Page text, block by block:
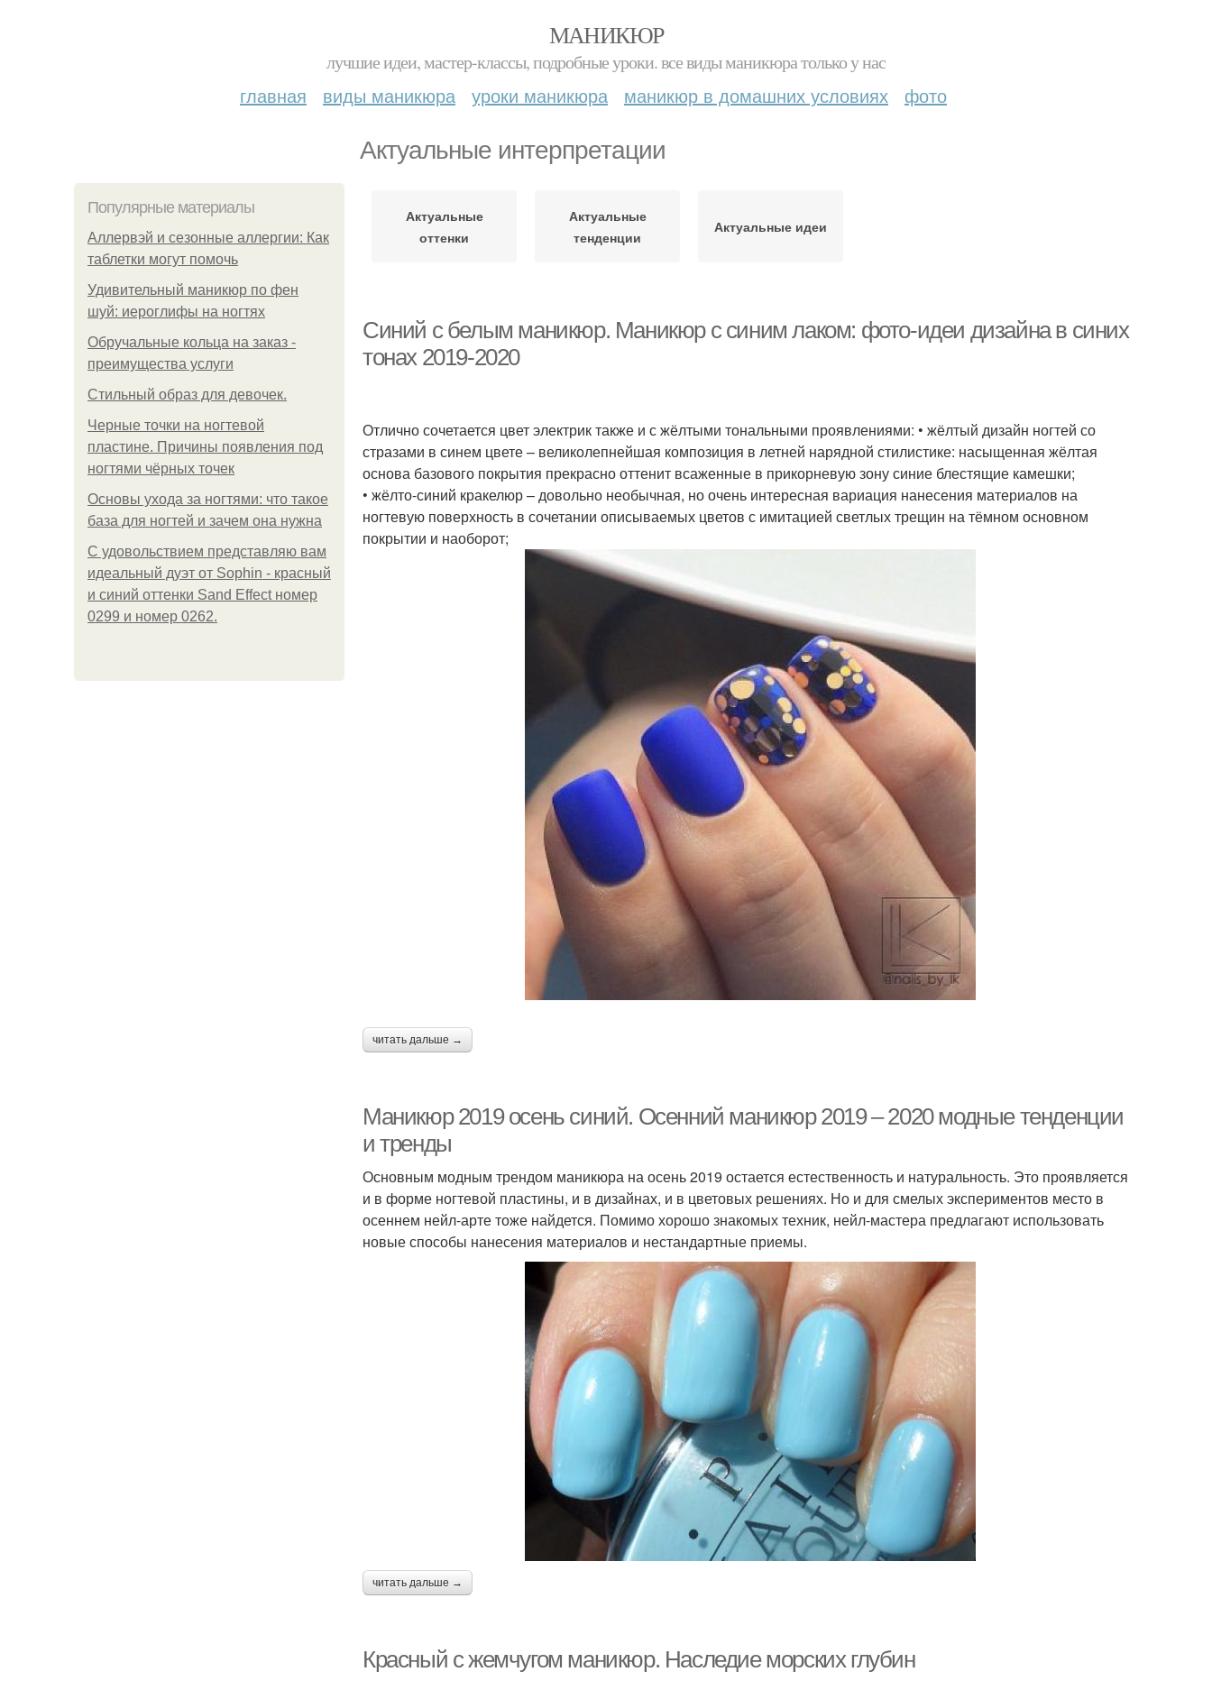
МАНИКЮР
лучшие идеи, мастер-классы, подробные уроки. все виды маникюра только у нас
главная виды маникюра уроки маникюра маникюр в домашних условиях фото
Актуальные интерпретации
Популярные материалы
Аллервэй и сезонные аллергии: Как
таблетки могут помочь
Удивительный маникюр по фен
шуй: иероглифы на ногтях
Обручальные кольца на заказ -
преимущества услуги
Стильный образ для девочек.
Черные точки на ногтевой
пластине. Причины появления под
ногтями чёрных точек
Основы ухода за ногтями: что такое
база для ногтей и зачем она нужна
С удовольствием представляю вам
идеальный дуэт от Sophin - красный
и синий оттенки Sand Effect номер
0299 и номер 0262.
Актуальные
оттенки
Актуальные
тенденции
Актуальные идеи
Синий с белым маникюр. Маникюр с синим лаком: фото-идеи дизайна в синих
тонах 2019-2020
Отлично сочетается цвет электрик также и с жёлтыми тональными проявлениями: • жёлтый дизайн ногтей со
стразами в синем цвете – великолепнейшая композиция в летней нарядной стилистике: насыщенная жёлтая
основа базового покрытия прекрасно оттенит всаженные в прикорневую зону синие блестящие камешки;
• жёлто-синий кракелюр – довольно необычная, но очень интересная вариация нанесения материалов на
ногтевую поверхность в сочетании описываемых цветов с имитацией светлых трещин на тёмном основном
покрытии и наоборот;
читать дальше →
Маникюр 2019 осень синий. Осенний маникюр 2019 – 2020 модные тенденции
и тренды
Основным модным трендом маникюра на осень 2019 остается естественность и натуральность. Это проявляется
и в форме ногтевой пластины, и в дизайнах, и в цветовых решениях. Но и для смелых экспериментов место в
осеннем нейл-арте тоже найдется. Помимо хорошо знакомых техник, нейл-мастера предлагают использовать
новые способы нанесения материалов и нестандартные приемы.
читать дальше →
Красный с жемчугом маникюр. Наследие морских глубин